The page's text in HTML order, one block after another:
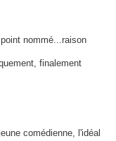
nommé...raison
finalement
comédienne, l'idéal